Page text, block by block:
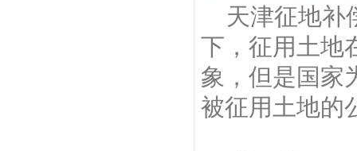
天津征地补
下，征用土地
象，但是国家
被征用土地的